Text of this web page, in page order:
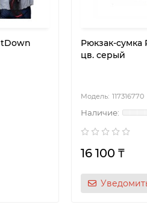
Рюкзак-сумка
цв. серый
117316770
16 100 ₸